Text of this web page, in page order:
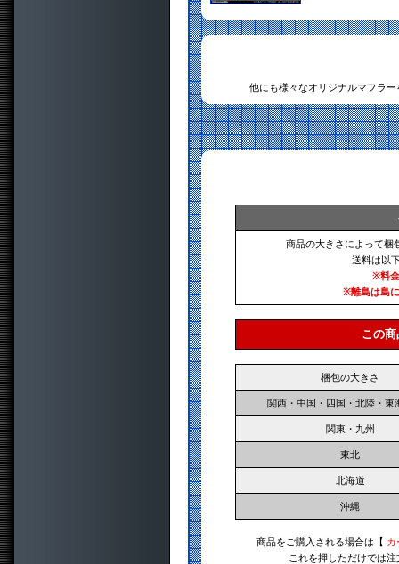
他にも様々なオリジナルマフラ
商品の大きさによって梱
送料は以
※料
※離島は島
この
梱包の大きさ
関西・中国・四国・北陸・東
関東・九州
東北
北海道
沖縄
商品をご購入される場合は【 カ
これを押しただけでは